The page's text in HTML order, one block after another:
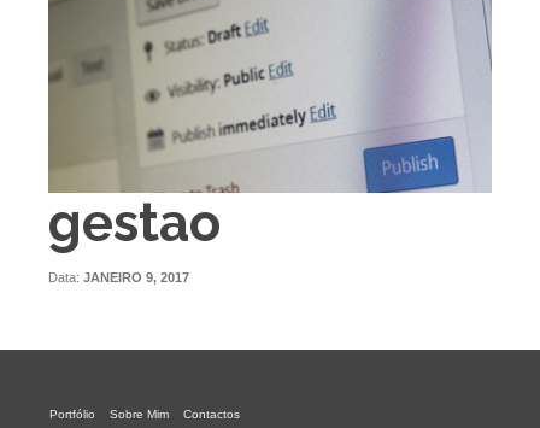
gestao
Data: JANEIRO 9, 2017
Portfólio Sobre Mim Contactos